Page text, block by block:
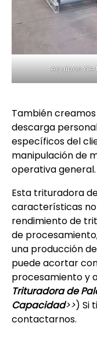
equipos de
También
descarga
específicos del
manipulación de
operativa general.
Esta trituradora
características
rendimiento de
de
una producción
puede acortar
procesamiento y
Trituradora de
Capacidad>>) Si
contactarnos.